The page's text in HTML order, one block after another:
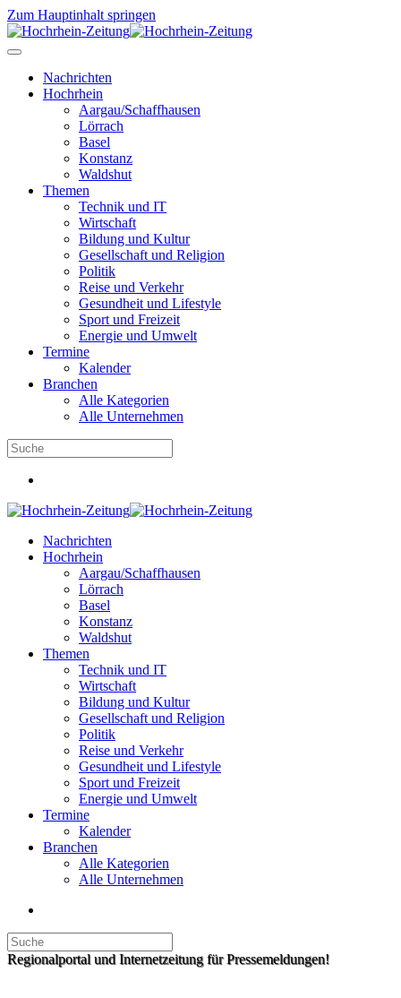
Zum Hauptinhalt springen
Nachrichten
Hochrhein
Aargau/Schaffhausen
Lörrach
Basel
Konstanz
Waldshut
Themen
Technik und IT
Wirtschaft
Bildung und Kultur
Gesellschaft und Religion
Politik
Reise und Verkehr
Gesundheit und Lifestyle
Sport und Freizeit
Energie und Umwelt
Termine
Kalender
Branchen
Alle Kategorien
Alle Unternehmen
Nachrichten
Hochrhein
Aargau/Schaffhausen
Lörrach
Basel
Konstanz
Waldshut
Themen
Technik und IT
Wirtschaft
Bildung und Kultur
Gesellschaft und Religion
Politik
Reise und Verkehr
Gesundheit und Lifestyle
Sport und Freizeit
Energie und Umwelt
Termine
Kalender
Branchen
Alle Kategorien
Alle Unternehmen
Regionalportal und Internetzeitung für Pressemeldungen!